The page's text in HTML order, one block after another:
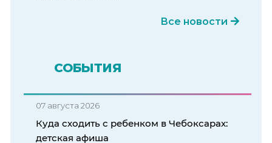
Все новости
СОБЫТИЯ
07 августа 2026
Куда сходить с ребенком в Чебоксарах:
детская афиша